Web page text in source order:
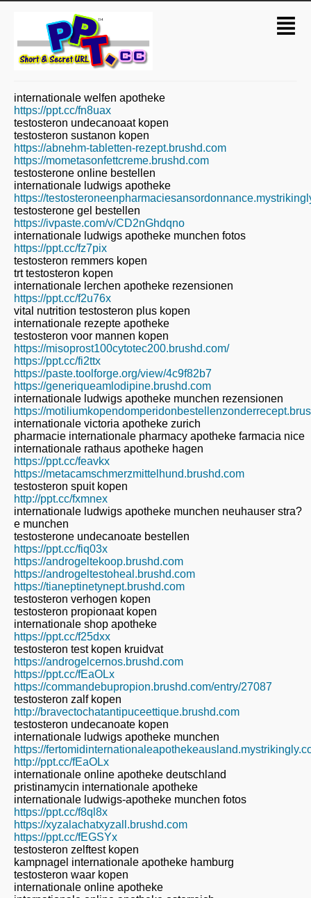
internationale welfen apotheke
https://ppt.cc/fn8uax
testosteron undecanoaat kopen
testosteron sustanon kopen
https://abnehm-tabletten-rezept.brushd.com
https://mometasonfettcreme.brushd.com
testosterone online bestellen
internationale ludwigs apotheke
https://
testosterone gel bestellen
https://ivpaste.com/v/CD2nGhdqno
internationale ludwigs apotheke munchen fotos
https://ppt.cc/fz7pix
testosteron remmers kopen
trt testosteron kopen
internationale lerchen apotheke rezensionen
https://ppt.cc/f2u76x
vital nutrition testosteron plus kopen
internationale rezepte apotheke
testosteron voor mannen kopen
https://misoprost100cytotec200.brushd.com/
https://ppt.cc/fi2ttx
https://paste.toolforge.org/view/4c9f82b7
https://generiqueamlodipine.brushd.com
internationale ludwigs apotheke munchen rezensionen
https://
internationale victoria apotheke zurich
pharmacie internationale pharmacy apotheke farmacia nice
internationale rathaus apotheke hagen
https://ppt.cc/feavkx
https://metacamschmerzmittelhund.brushd.com
testosteron spuit kopen
http://ppt.cc/fxmnex
internationale ludwigs apotheke munchen neuhauser stra?
e munchen
testosterone undecanoate bestellen
https://ppt.cc/fiq03x
https://androgeltekoop.brushd.com
https://androgeltestoheal.brushd.com
https://tianeptinetynept.brushd.com
testosteron verhogen kopen
testosteron propionaat kopen
internationale shop apotheke
https://ppt.cc/f25dxx
testosteron test kopen kruidvat
https://androgelcernos.brushd.com
https://ppt.cc/fEaOLx
https://commandebupropion.brushd.com/entry/27087
testosteron zalf kopen
http://bravectochatantipuceettique.brushd.com
testosteron undecanoate kopen
internationale ludwigs apotheke munchen
https://
http://ppt.cc/fEaOLx
internationale online apotheke deutschland
pristinamycin internationale apotheke
internationale ludwigs-apotheke munchen fotos
https://ppt.cc/f8ql8x
https://xyzalachatxyzall.brushd.com
https://ppt.cc/fEGSYx
testosteron zelftest kopen
kampnagel internationale apotheke hamburg
testosteron waar kopen
internationale online apotheke